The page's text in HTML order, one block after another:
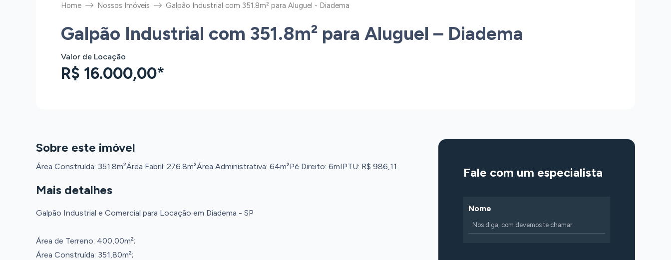
Home Nossos Imóveis Galpão Industrial com 351.8m² para Aluguel - Diadema
Galpão Industrial com 351.8m² para Aluguel – Diadema
Valor de Locação
R$ 16.000,00*
Sobre este imóvel
Área Construída: 351.8m²Área Fabril: 276.8m²Área Administrativa: 64m²Pé Direito: 6mIPTU: R$ 986,11
Mais detalhes
Galpão Industrial e Comercial para Locação em Diadema - SP
Área de Terreno: 400,00m²;
Área Construída: 351,80m²;
Fale com um especialista
Nome